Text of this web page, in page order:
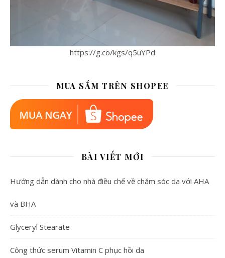
https://g.co/kgs/q5uYPd
MUA SẮM TRÊN SHOPEE
BÀI VIẾT MỚI
Hướng dẫn dành cho nhà điều chế về chăm sóc da với AHA
và BHA
Glyceryl Stearate
Công thức serum Vitamin C phục hồi da